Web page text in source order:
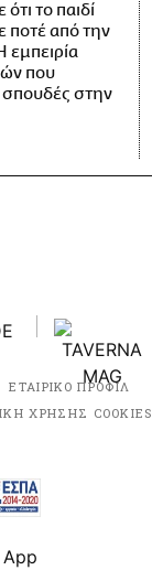
το παιδί
ποτέ από την
εμπειρία
που
σπουδές στην
ΕΤΑΙΡΙΚΟ ΠΡΟΦΙΛ
ΧΡΗΣΗΣ COOKIES